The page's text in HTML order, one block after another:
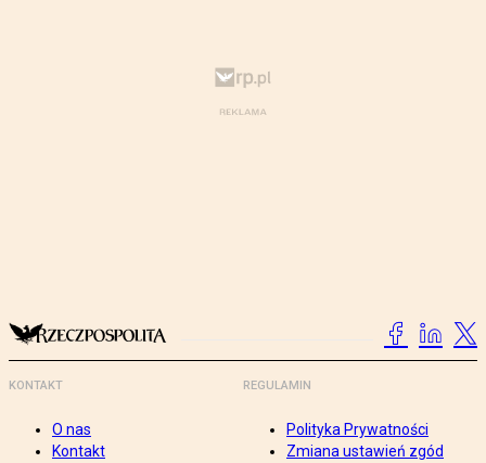
KONTAKT
O nas
Kontakt
REGULAMIN
Polityka Prywatności
Zmiana ustawień zgód